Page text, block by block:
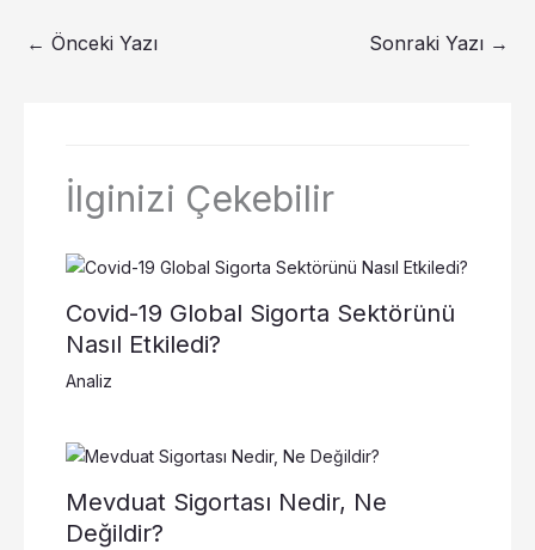
← Önceki Yazı Sonraki Yazı →
İlginizi Çekebilir
Covid-19 Global Sigorta Sektörünü
Nasıl Etkiledi?
Analiz
Mevduat Sigortası Nedir, Ne
Değildir?